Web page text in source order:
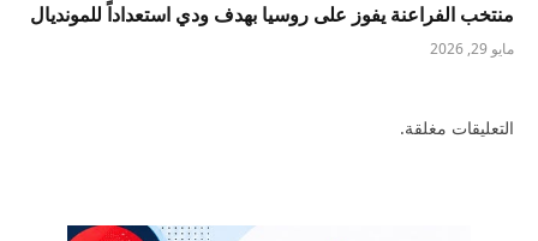
منتخب الفراعنة يفوز على روسيا بهدف ودي استعداداً للمونديال
مايو 29, 2026
التعليقات مغلقة.